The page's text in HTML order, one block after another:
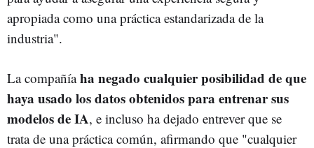
apropiada como una práctica estandarizada de la
industria".
La compañíaha negado cualquier posibilidad de que
haya usado los datos obtenidos para entrenar sus
modelos de IA, e incluso ha dejado entrever que se
trata de una práctica común, afirmando que "cualquier